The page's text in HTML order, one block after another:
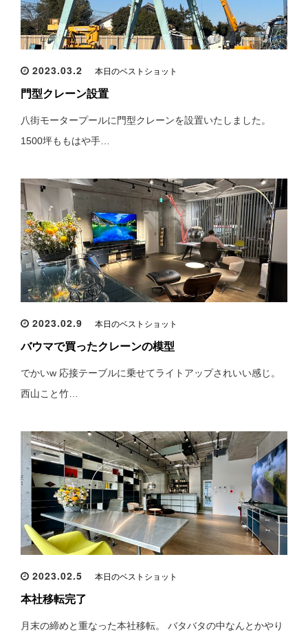
2023.03.2 本日のベストショット
門型クレーン設置
八街モータープールに門型クレーンを設置いたしました。
1500坪ももはや手…
2023.02.9 本日のベストショット
バウマで買ったクレーンの模型
でかいw 応接テーブルに乗せてライトアップされいい感じ。
西山こと竹…
2023.02.5 本日のベストショット
本社移転完了
月末の締めと重なった本社移転。 バタバタの中なんとかやり